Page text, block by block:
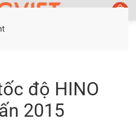
độ HINO
2015